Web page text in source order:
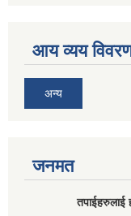
आय व्यय
अन्य
जनमत
तपाईहरुलाई